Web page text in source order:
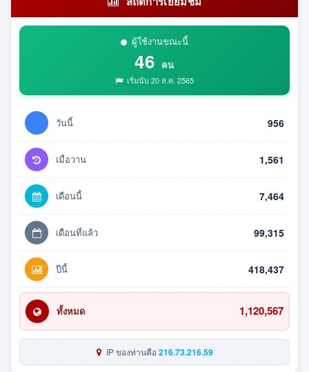
ผู้ใช้งานขณะนี้
46 คน
เริ่มนับ 20 ส.ค. 2565
วันนี้ 956
เมื่อวาน 1,561
เดือนนี้ 7,464
เดือนที่แล้ว 99,315
ปีนี้ 418,437
ทั้งหมด 1,120,567
IP ของท่านคือ216.73.216.59